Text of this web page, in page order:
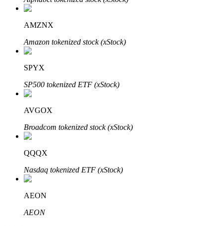
Kullanıcı başına %65'e kadar komisyon!
AMZNX
Amazon tokenized stock (xStock)
SPYX
SP500 tokenized ETF (xStock)
AVGOX
Broadcom tokenized stock (xStock)
QQQX
Nasdaq tokenized ETF (xStock)
AEON
AEON